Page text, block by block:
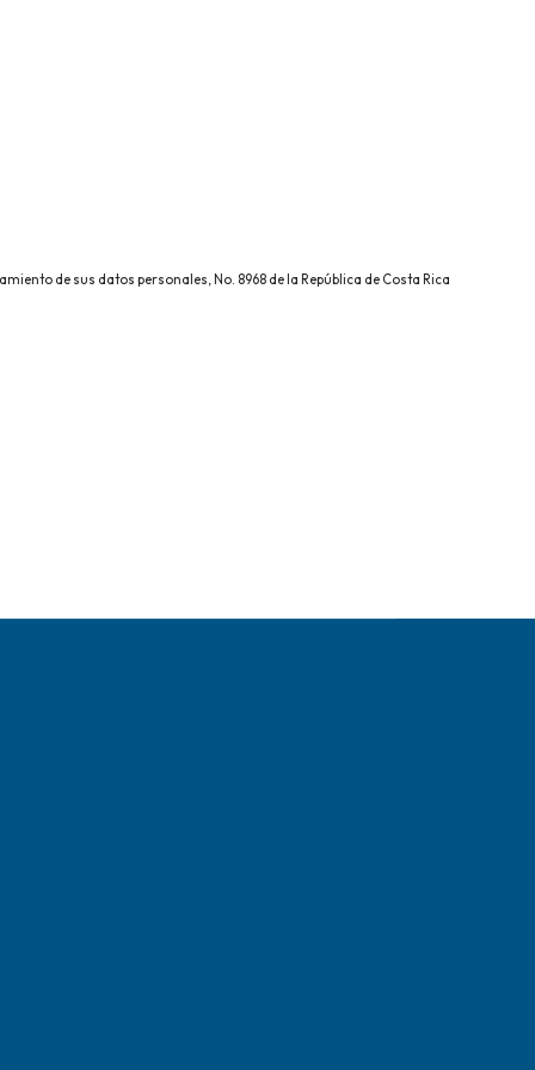
de sus datos personales, No. 8968 de la República de Costa Rica